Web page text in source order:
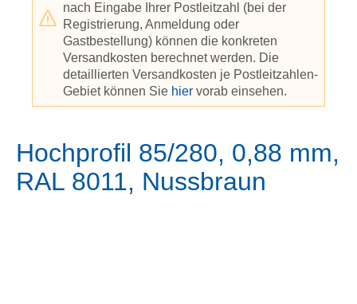
nach Eingabe Ihrer Postleitzahl (bei der
Registrierung, Anmeldung oder
Gastbestellung) können die konkreten
Versandkosten berechnet werden. Die
detaillierten Versandkosten je Postleitzahlen-
Gebiet können Sie hier vorab einsehen.
Hochprofil 85/280, 0,88 mm,
RAL 8011, Nussbraun